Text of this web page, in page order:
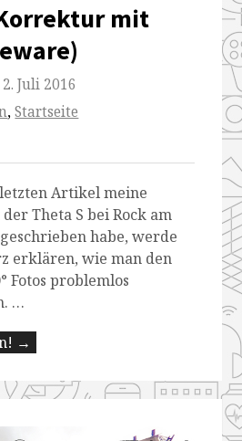
mit
2. Juli 2016
,Startseite
Artikel meine
Theta S bei Rock am
habe, werde
erklären, wie man den
Fotos problemlos
…
→